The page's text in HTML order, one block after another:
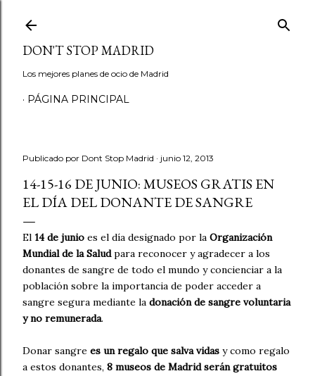
DON'T STOP MADRID
Los mejores planes de ocio de Madrid
PÁGINA PRINCIPAL
Publicado por Dont Stop Madrid junio 12, 2013
14-15-16 DE JUNIO: MUSEOS GRATIS EN
EL DÍA DEL DONANTE DE SANGRE
El 14 de junio es el día designado por la Organización
Mundial de la Saludpara reconocer y agradecer a los
donantes de sangre de todo el mundo y concienciar a la
población sobre la importancia de poder acceder a
sangre segura mediante la donación de sangre voluntaria
y no remunerada.
Donar sangre es un regalo que salva vidas y como regalo
a estos donantes, 8 museos de Madrid serán gratuitos